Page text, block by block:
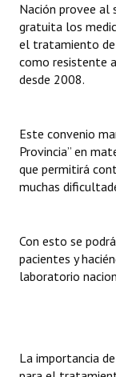
Nación provee al
gratuita los
el tratamiento de
como resistente
desde 2008.
Este convenio
Provincia” en
que permitirá
muchas
Con esto se
pacientes y
laboratorio
La importancia